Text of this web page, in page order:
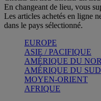
En changeant de lieu, vous
Les articles achetés en ligne
dans le pays sélectionné.
EUROPE
ASIE / PACIFIQUE
AMÉRIQUE DU
AMÉRIQUE DU SUD
MOYEN-ORIENT
AFRIQUE